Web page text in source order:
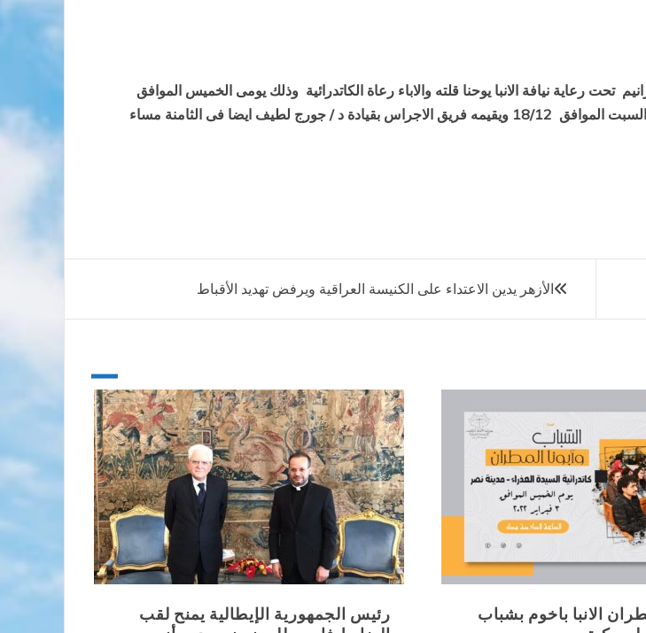
تحت رعاية نيافة الانبا يوحنا قلته والاباء رعاة الكاتدرائية وذلك يومى الخميس الموافق
الموافق 18/12 ويقيمه فريق الاجراس بقيادة د / جورج لطيف ايضا فى الثامنة مساء
الأزهر يدين الاعتداء على الكنيسة العراقية ويرفض تهديد الأقباط
رئيس الجمهورية الإيطالية يمنح لقب
الانبا باخوم بشباب